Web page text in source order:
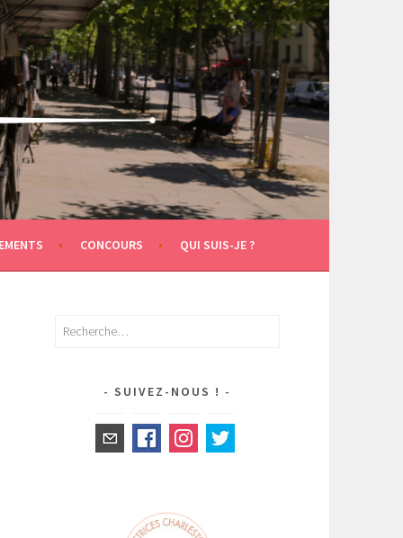
CONCOURS QUI SUIS-JE ?
Rechercher :
SUIVEZ-NOUS !